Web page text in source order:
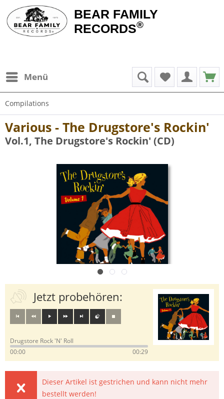
BEAR FAMILY
RECORDS®
Menü
Compilations
Various - The Drugstore's Rockin'
Vol.1, The Drugstore's Rockin' (CD)
Jetzt probehören:
Drugstore Rock 'N' Roll
00:00
00:29
Dieser Artikel ist gestrichen und kann nicht mehr
bestellt werden!